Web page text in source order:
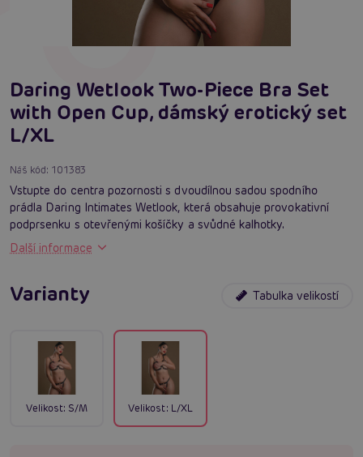
Daring Wetlook Two-Piece Bra Set
with Open Cup, dámský erotický set
L/XL
Náš kód: 101383
Vstupte do centra pozornosti s dvoudílnou sadou spodního
prádla Daring Intimates Wetlook, která obsahuje provokativní
podprsenku s otevřenými košíčky a svůdné kalhotky.
Další informace
Varianty Tabulka velikostí
Velikost: S/M Velikost: L/XL